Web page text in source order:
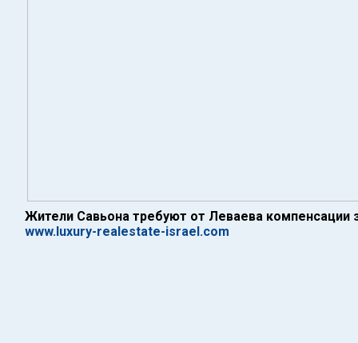
Жители Савьона требуют от Леваева компенсации
www.luxury-realestate-israel.com